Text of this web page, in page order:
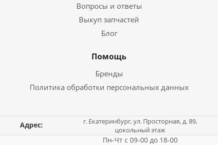
Вопросы и ответы
Выкуп запчастей
Блог
Помощь
Бренды
Политика обработки персональных данных
Адрес:
г. Екатеринбург, ул. Просторная, д. 89,
цокольный этаж
Пн-Чт с 09-00 до 18-00